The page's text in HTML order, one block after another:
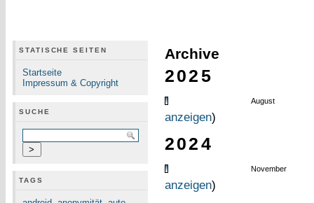
STATISCHE SEITEN
Startseite
Impressum & Copyright
SUCHE
TAGS
Archive
2025
August
anzeigen)
2024
November
anzeigen)